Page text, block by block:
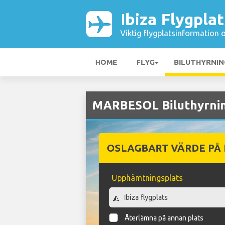
Ibiza
Viktig flygplatsinformation
HOME FLYG
MARBESOL
OSLAGBART VÄRDE PÅ
Upphämtningsplats
Återlämna på annan plats